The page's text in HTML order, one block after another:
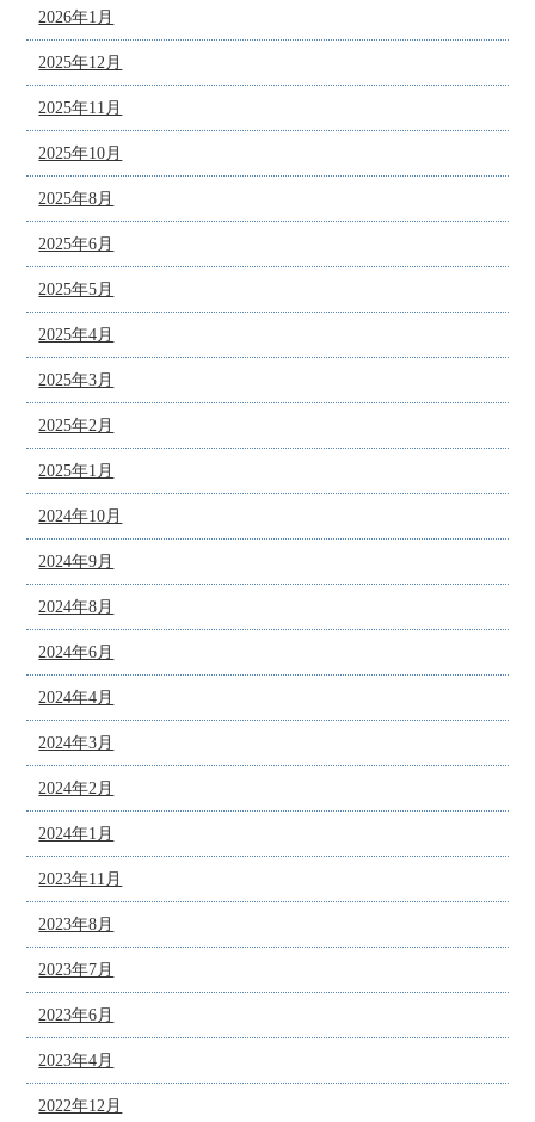
2026年1月
2025年12月
2025年11月
2025年10月
2025年8月
2025年6月
2025年5月
2025年4月
2025年3月
2025年2月
2025年1月
2024年10月
2024年9月
2024年8月
2024年6月
2024年4月
2024年3月
2024年2月
2024年1月
2023年11月
2023年8月
2023年7月
2023年6月
2023年4月
2022年12月